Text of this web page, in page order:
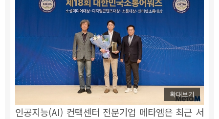
확대보기
인공지능(AI) 컨택센터 전문기업 메타엠은 최근 서